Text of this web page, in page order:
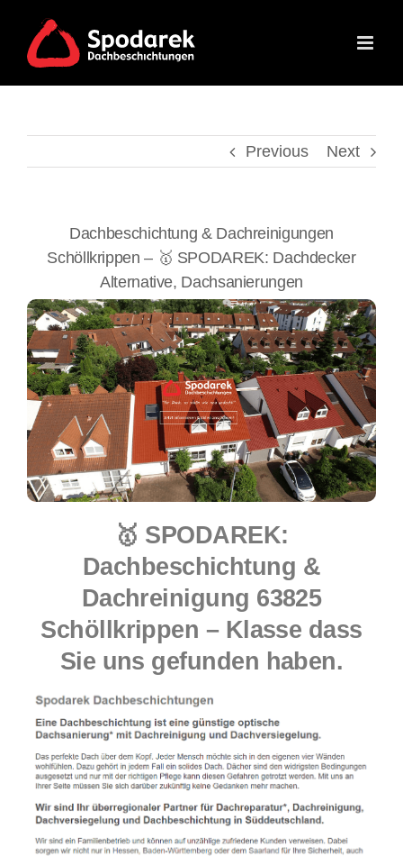
content
Previous Next
Dachbeschichtung & Dachreinigungen
Schöllkrippen – 🥇 SPODAREK: Dachdecker
Alternative, Dachsanierungen
🥇 SPODAREK:
Dachbeschichtung &
Dachreinigung 63825
Schöllkrippen – Klasse dass
Sie uns gefunden haben.